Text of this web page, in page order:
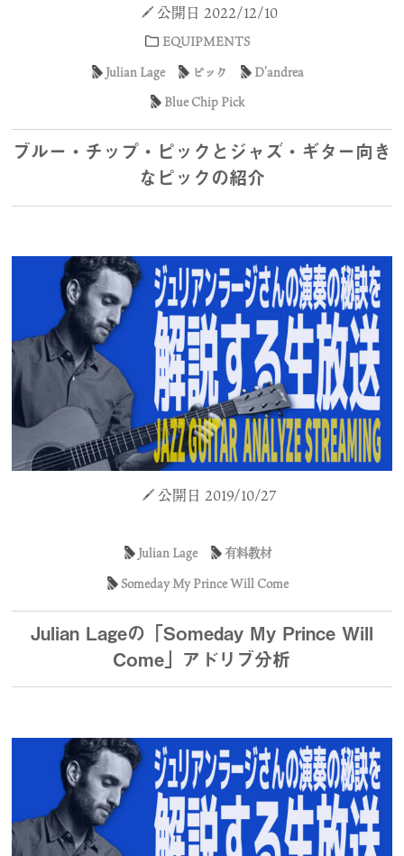
公開日 2022/12/10
EQUIPMENTS
Julian Lage
ピック
D'andrea
Blue Chip Pick
ブルー・チップ・ピックとジャズ・ギター向き
なピックの紹介
公開日 2019/10/27
Julian Lage
有料教材
Someday My Prince Will Come
Julian Lageの「Someday My Prince Will
Come」アドリブ分析